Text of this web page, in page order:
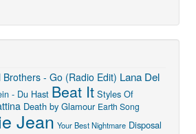
- Go (Radio Edit) Lana Del
- Du Hast Beat It Styles Of
Death by Glamour Earth Song
Jean Your Best Nightmare Disposal